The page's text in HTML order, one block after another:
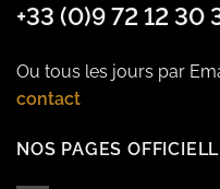
+33 (0)9 72 12 30
Ou tous les jours par
contact
NOS PAGES